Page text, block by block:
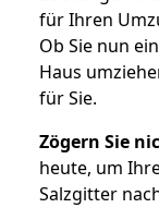
für Ihren
Ob Sie nun
Haus
für Sie.
Zögern Sie
heute, um
Salzgitter